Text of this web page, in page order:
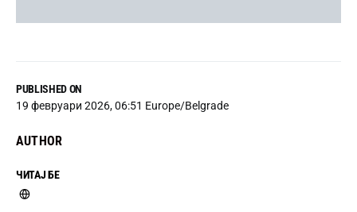
PUBLISHED ON
19 февруари 2026, 06:51 Europe/Belgrade
AUTHOR
ЧИТАЈ БЕ